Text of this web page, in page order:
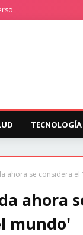
TECNOLOGÍA
ahora se considera
ahora
mundo'